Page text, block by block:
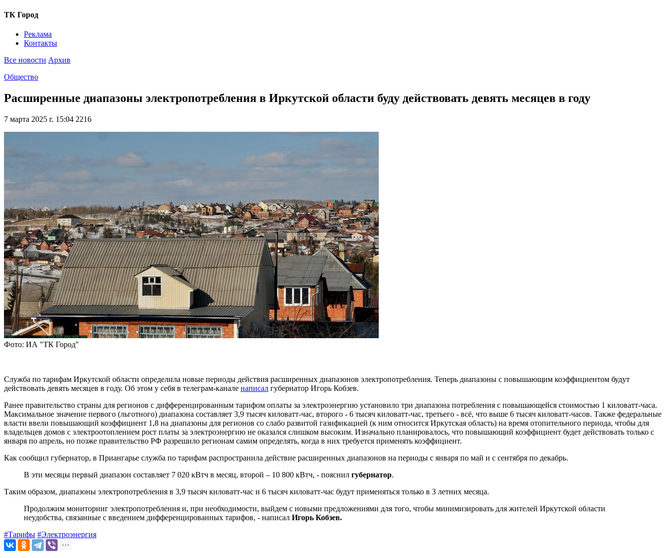
ТК Город
Реклама
Контакты
Все новости Архив
Общество
Расширенные диапазоны электропотребления в Иркутской области буду действовать девять месяцев в году
7 марта 2025 г. 15:04 2216
Фото: ИА "ТК Город"
Служба по тарифам Иркутской области определила новые периоды действия расширенных диапазонов электропотребления. Теперь диапазоны с повышающим коэффициентом будут
действовать девять месяцев в году. Об этом у себя в телеграм-канале написал губернатор Игорь Кобзев.
Ранее правительство страны для регионов с дифференцированным тарифом оплаты за электроэнергию установило три диапазона потребления с повышающейся стоимостью 1 киловатт-часа.
Максимальное значение первого (льготного) диапазона составляет 3,9 тысяч киловатт-час, второго - 6 тысяч киловатт-час, третьего - всё, что выше 6 тысяч киловатт-часов. Также федеральные
власти ввели повышающий коэффициент 1,8 на диапазоны для регионов со слабо развитой газификацией (к ним относится Иркутская область) на время отопительного периода, чтобы для
владельцев домов с электроотоплением рост платы за электроэнергию не оказался слишком высоким. Изначально планировалось, что повышающий коэффициент будет действовать только с
января по апрель, но позже правительство РФ разрешило регионам самим определять, когда в них требуется применять коэффициент.
Как сообщил губернатор, в Приангарье служба по тарифам распространила действие расширенных диапазонов на периоды с января по май и с сентября по декабрь.
В эти месяцы первый диапазон составляет 7 020 кВтч в месяц, второй – 10 800 кВтч, - пояснил губернатор.
Таким образом, диапазоны электропотребления в 3,9 тысяч киловатт-час и 6 тысяч киловатт-час будут применяться только в 3 летних месяца.
Продолжим мониторинг электропотребления и, при необходимости, выйдем с новыми предложениями для того, чтобы минимизировать для жителей Иркутской области
неудобства, связанные с введением дифференцированных тарифов, - написал Игорь Кобзев.
#Тарифы #Электроэнергия